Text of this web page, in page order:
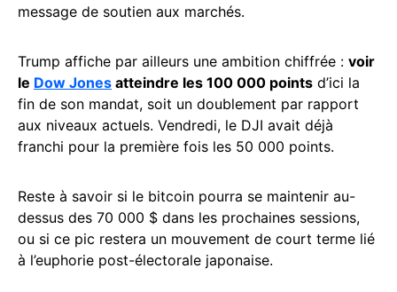
message de soutien aux marchés.
Trump affiche par ailleurs une ambition chiffrée : voir
le Dow Jones atteindre les 100 000 points d’ici la
fin de son mandat, soit un doublement par rapport
aux niveaux actuels. Vendredi, le DJI avait déjà
franchi pour la première fois les 50 000 points.
Reste à savoir si le bitcoin pourra se maintenir au-
dessus des 70 000 $ dans les prochaines sessions,
ou si ce pic restera un mouvement de court terme lié
à l’euphorie post-électorale japonaise.